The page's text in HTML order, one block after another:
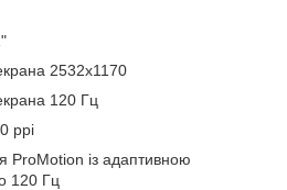
2532x1170
120 Гц
ppi
ProMotion із адаптивною
120 Гц